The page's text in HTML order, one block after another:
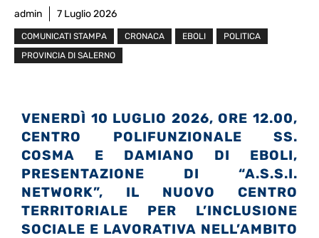
admin 7 Luglio 2026
COMUNICATI STAMPA CRONACA EBOLI
POLITICA
PROVINCIA DI SALERNO
VENERDÌ 10 LUGLIO 2026, ORE 12.00,
CENTRO POLIFUNZIONALE SS.
COSMA E DAMIANO DI EBOLI,
PRESENTAZIONE DI “A.S.S.I.
NETWORK”, IL NUOVO CENTRO
TERRITORIALE PER L’INCLUSIONE
SOCIALE E LAVORATIVA NELL’AMBITO